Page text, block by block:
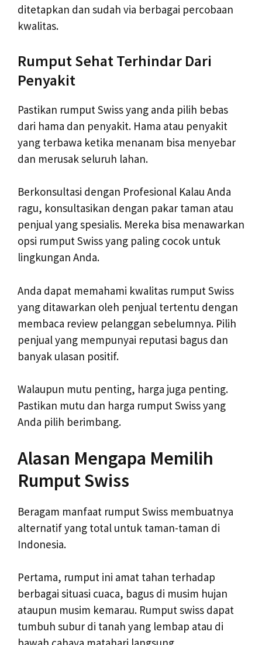
ditetapkan dan sudah via berbagai percobaan
kwalitas.
Rumput Sehat Terhindar Dari
Penyakit
Pastikan rumput Swiss yang anda pilih bebas
dari hama dan penyakit. Hama atau penyakit
yang terbawa ketika menanam bisa menyebar
dan merusak seluruh lahan.
Berkonsultasi dengan Profesional Kalau Anda
ragu, konsultasikan dengan pakar taman atau
penjual yang spesialis. Mereka bisa menawarkan
opsi rumput Swiss yang paling cocok untuk
lingkungan Anda.
Anda dapat memahami kwalitas rumput Swiss
yang ditawarkan oleh penjual tertentu dengan
membaca review pelanggan sebelumnya. Pilih
penjual yang mempunyai reputasi bagus dan
banyak ulasan positif.
Walaupun mutu penting, harga juga penting.
Pastikan mutu dan harga rumput Swiss yang
Anda pilih berimbang.
Alasan Mengapa Memilih
Rumput Swiss
Beragam manfaat rumput Swiss membuatnya
alternatif yang total untuk taman-taman di
Indonesia.
Pertama, rumput ini amat tahan terhadap
berbagai situasi cuaca, bagus di musim hujan
ataupun musim kemarau. Rumput swiss dapat
tumbuh subur di tanah yang lembap atau di